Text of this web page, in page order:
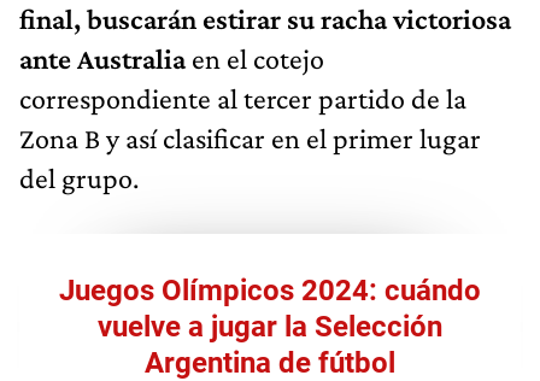
final, buscarán estirar su racha victoriosa
ante Australiaen el cotejo
correspondiente al tercer partido de la
Zona B y así clasificar en el primer lugar
del grupo.
Juegos Olímpicos 2024: cuándo
vuelve a jugar la Selección
Argentina de fútbol